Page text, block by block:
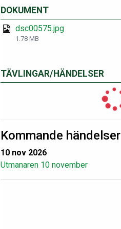
DOKUMENT
dsc00575.jpg
1.78 MB
TÄVLINGAR/HÄNDELSER
Kommande händelser
10 nov 2026
Utmanaren 10 november